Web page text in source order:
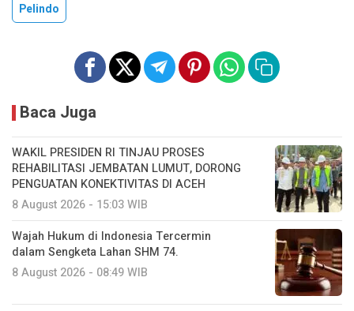
Pelindo
Baca Juga
WAKIL PRESIDEN RI TINJAU PROSES
REHABILITASI JEMBATAN LUMUT, DORONG
PENGUATAN KONEKTIVITAS DI ACEH
8 August 2026 - 15:03 WIB
Wajah Hukum di Indonesia Tercermin
dalam Sengketa Lahan SHM 74.
8 August 2026 - 08:49 WIB